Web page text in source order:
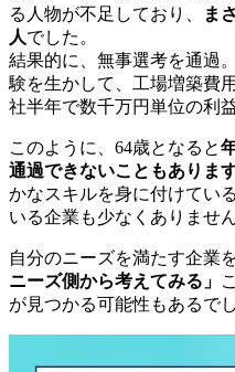
る人物が不足しており、
ま
人でした。
結果的に、無事選考を通過
験を生かして、工場増築費
社半年で数千万円単位の利
このように、64歳となると
通過できないこともありま
かなスキルを身に付けてい
いる企業も少なくありません
自分のニーズを満たす企業
ニーズ側から考えてみる」
が見つかる可能性もあるでし